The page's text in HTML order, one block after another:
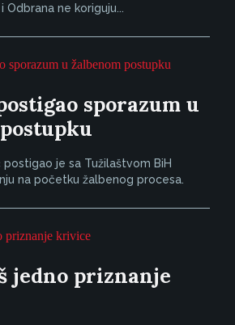
ne koriguju...
sporazum u
postigao je sa Tužilaštvom BiH
na početku žalbenog procesa.
jedno priznanje